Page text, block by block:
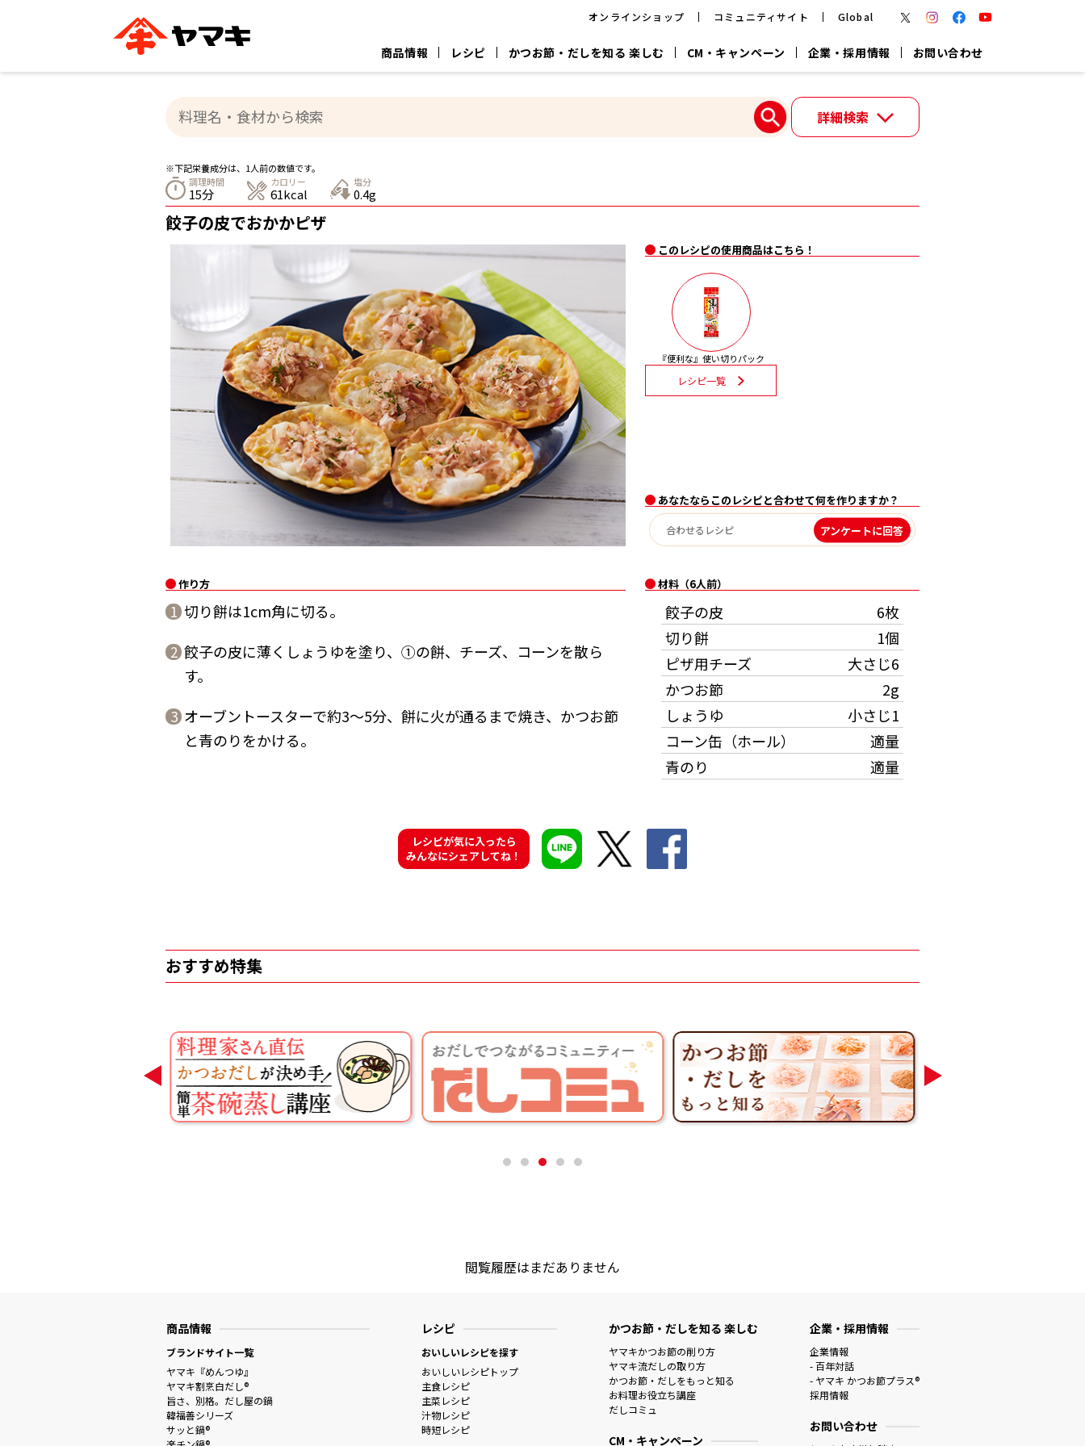
オンラインショップ コミュニティサイト Global
商品情報 レシピ かつお節・だしを知る 楽しむ CM・キャンペーン 企業・採用情報 お問い合わせ
ヤマキ
ヤマキ
楽チン鍋® 楽チン屋®
ストレート
つゆ
新鮮一番
カテゴリー別
削りぶし かつおパック 煮干 粉末 だしの素 だしパック 白だし
おいしいレシピTOP
汁物レシピ
レシピ特設サイト
ヤマキかつお節の削り方 ヤマキ流だしの取り方
企業情報
ジョブリターン制
詳細検索
※下記栄養成分は、1人前の数値です。
調理時間
15分
カロリー
61kcal
塩分
0.4g
餃子の皮でおかかピザ
このレシピの使用商品はこちら！
『便利な』使い切りパック
レシピ一覧
あなたならこのレシピと合わせて何を作りますか？
アンケートに回答
作り方
1 切り餅は1cm角に切る。
2 餃子の皮に薄くしょうゆを塗り、①の餅、チーズ、コーンを散ら
す。
3 オーブントースターで約3～5分、餅に火が通るまで焼き、かつお節
と青のりをかける。
材料（6人前）
餃子の皮
6枚
切り餅
1個
ピザ用チーズ
大さじ6
かつお節
2g
しょうゆ
小さじ1
コーン缶（ホール）
適量
青のり
適量
レシピが気に入ったら
みんなにシェアしてね！
おすすめ特集
閲覧履歴はまだありません
商品情報
ブランドサイト一覧
ヤマキ『めんつゆ』
ヤマキ割烹白だし®
旨さ、別格。だし屋の鍋
韓福善シリーズ
サッと鍋®
レシピ
おいしいレシピを探す
おいしいレシピトップ
主食レシピ
主菜レシピ
汁物レシピ
時短レシピ
かつお節・だしを知る 楽しむ
ヤマキかつお節の削り方
ヤマキ流だしの取り方
かつお節・だしをもっと知る
お料理お役立ち講座
だしコミュ
CM・キャンペーン
企業・採用情報
企業情報
- 百年対話
- ヤマキ かつお節プラス®
採用情報
お問い合わせ